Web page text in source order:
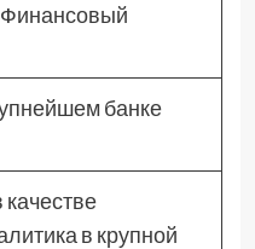
банке
в крупной